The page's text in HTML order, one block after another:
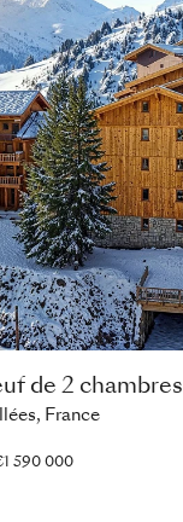
de 2 chambres
France
590 000